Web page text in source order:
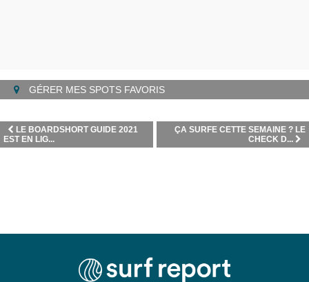
GÉRER MES SPOTS FAVORIS
ÇA SURFE CETTE SEMAINE ? LE
CHECK D...
LE BOARDSHORT GUIDE 2021
EST EN LIG...